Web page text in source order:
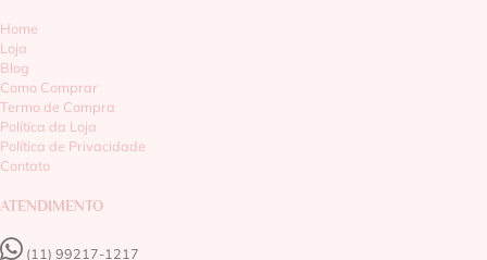
Home
Loja
Blog
Como Comprar
Termo de Compra
Política da Loja
Política de Privacidade
Contato
ATENDIMENTO
(11) 99217-1217‬